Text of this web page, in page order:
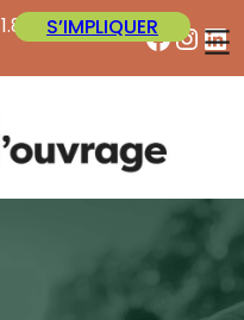
1.877.897.0057 Facebook InstagramLinkedIn
S’IMPLIQUER